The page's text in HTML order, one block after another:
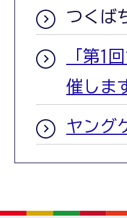
つくば
「第1
催しま
ヤング